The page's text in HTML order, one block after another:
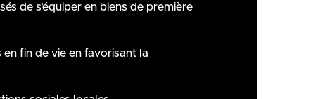
de s’équiper en biens de première
en fin de vie en favorisant la